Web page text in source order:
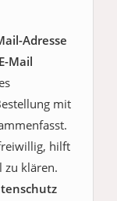
Adresse
Mail
mit
hilft
zu klären.